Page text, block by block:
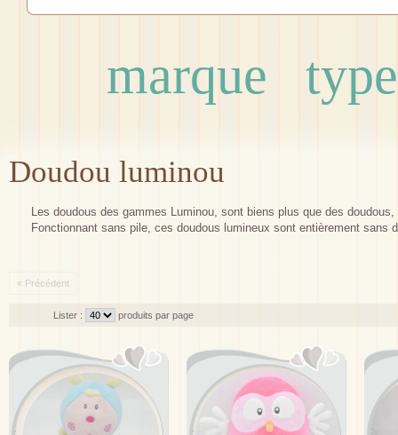
marque type
Doudou luminou
Les doudous des gammes Luminou, sont biens plus que des
Fonctionnant sans pile, ces doudous lumineux sont entièrement sans
« Précédent
Lister : produits par page